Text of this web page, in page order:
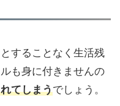
することなく生活残
も身に付きませんの
てしまうでしょう。